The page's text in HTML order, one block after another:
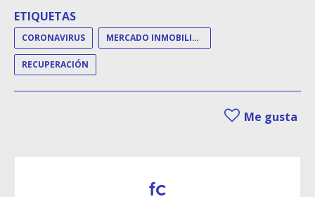
ETIQUETAS
CORONAVIRUS MERCADO INMOBILIARIO
RECUPERACIÓN
Me gusta